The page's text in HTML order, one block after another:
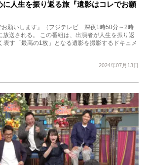
に人生を振り返る旅『遺影はコレでお願
お願いします』（フジテレビ 深夜1時50分～2時
送される。 この番組は、出演者が人生を振り返
表す「最高の1枚」となる遺影を撮影するドキュメ
2024年07月13日